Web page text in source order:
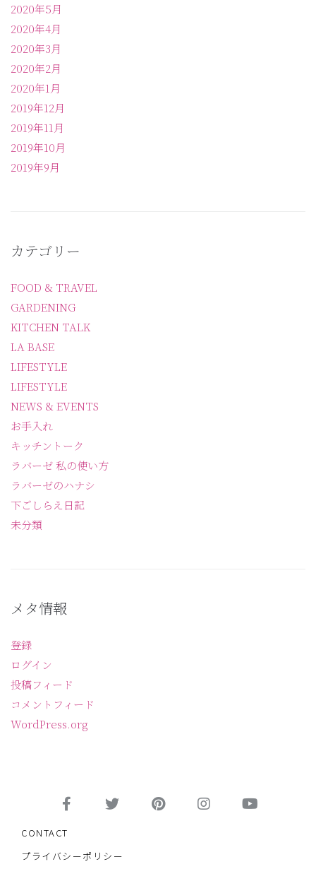
2020年5月
2020年4月
2020年3月
2020年2月
2020年1月
2019年12月
2019年11月
2019年10月
2019年9月
カテゴリー
FOOD & TRAVEL
GARDENING
KITCHEN TALK
LA BASE
LIFESTYLE
LIFESTYLE
NEWS & EVENTS
お手入れ
キッチントーク
ラバーゼ 私の使い方
ラバーゼのハナシ
下ごしらえ日記
未分類
メタ情報
登録
ログイン
投稿フィード
コメントフィード
WordPress.org
CONTACT
プライバシーポリシー